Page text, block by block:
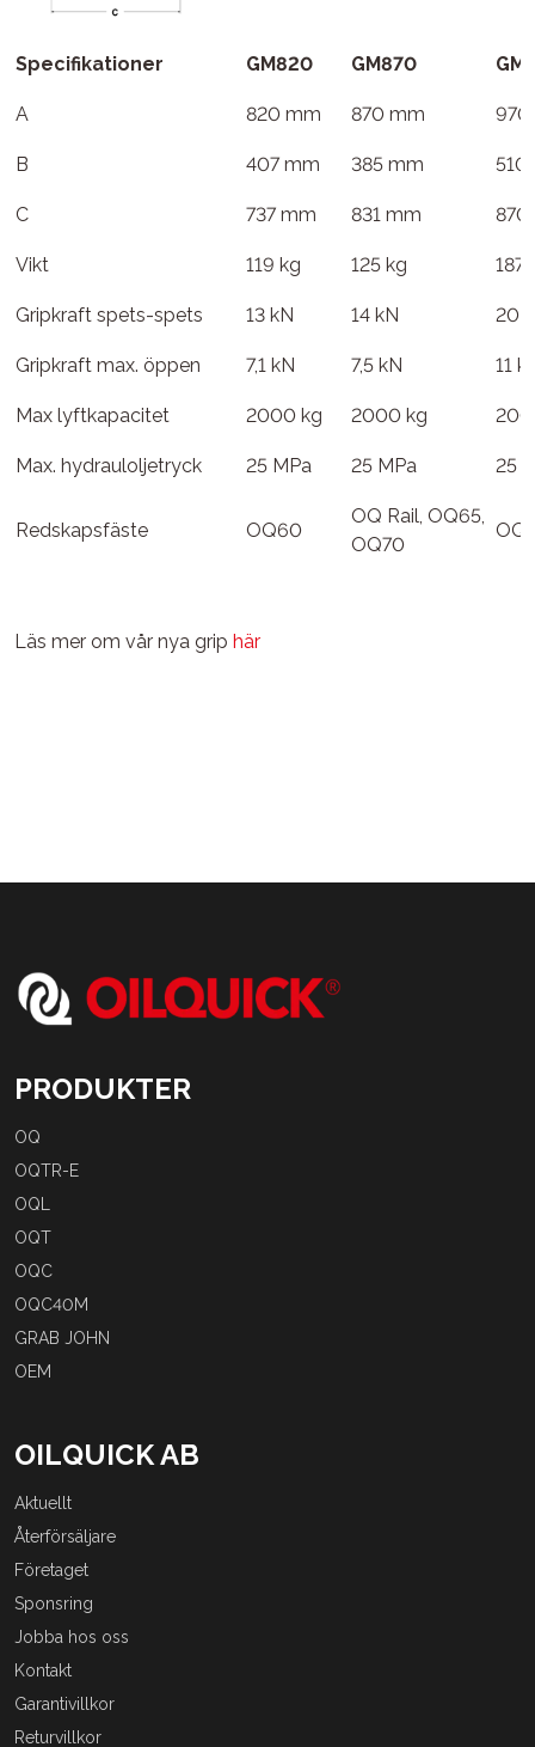
Specifikationer GM820 GM870
A 820 mm 870 mm 970
B 407 mm 385 mm 510
C 737 mm 831 mm 870
Vikt 119 kg 125 kg 187
Gripkraft spets-spets 13 kN 14 kN 20
Gripkraft max. öppen 7,1 kN 7,5 kN 11
Max lyftkapacitet 2000 kg 2000 kg
Max. hydrauloljetryck 25 MPa 25 MPa 25
Redskapsfäste OQ60
OQ Rail, OQ65,
OQ70
Läs mer om vår nya grip här
PRODUKTER
OQ
OQTR-E
OQL
OQT
OQC
OQC40M
GRAB JOHN
OEM
OILQUICK AB
Aktuellt
Återförsäljare
Företaget
Sponsring
Jobba hos oss
Kontakt
Garantivillkor
Returvillkor